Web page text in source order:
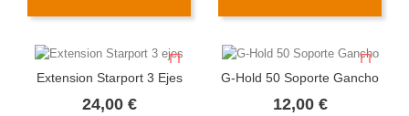
Extension Starport 3 Ejes
24,00 €Precio
G-Hold 50 Soporte Gancho
12,00 €Precio